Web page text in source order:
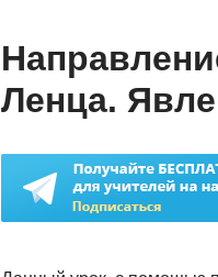
Ленца.